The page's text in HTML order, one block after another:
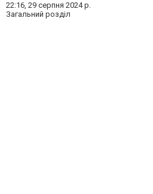
22:16, 29 серпня 2024 р.
Загальний розділ